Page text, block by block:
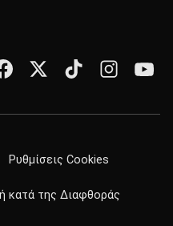
Ρυθμίσεις Cookies
κατά της Διαφθοράς